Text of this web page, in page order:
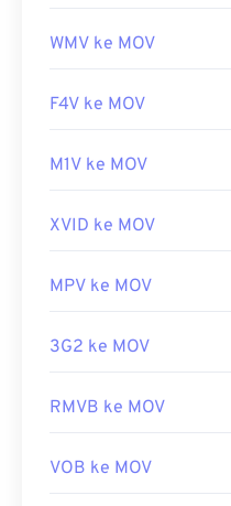
WMV ke MOV
F4V ke MOV
M1V ke MOV
XVID ke MOV
MPV ke MOV
3G2 ke MOV
RMVB ke MOV
VOB ke MOV